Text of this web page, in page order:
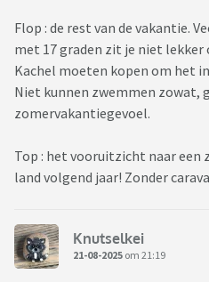
Flop : de rest van de vakantie.
met 17 graden zit je niet lekker
Kachel moeten kopen om het
Niet kunnen zwemmen zowat,
zomervakantiegevoel.
Top : het vooruitzicht naar een
land volgend jaar! Zonder
Knutselkei
21-08-2025 om 21:19